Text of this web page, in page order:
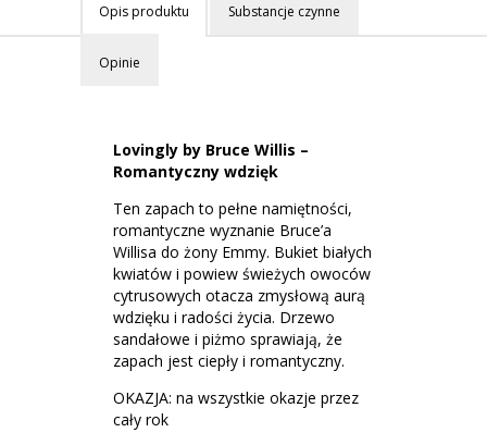
Opis produktu Substancje czynne
Opinie
Lovingly by Bruce Willis –
Romantyczny wdzięk
Ten zapach to pełne namiętności,
romantyczne wyznanie Bruce’a
Willisa do żony Emmy. Bukiet białych
kwiatów i powiew świeżych owoców
cytrusowych otacza zmysłową aurą
wdzięku i radości życia. Drzewo
sandałowe i piżmo sprawiają, że
zapach jest ciepły i romantyczny.
OKAZJA: na wszystkie okazje przez
cały rok